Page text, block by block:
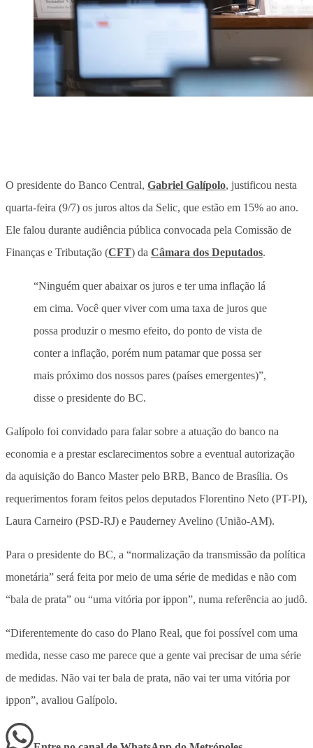
O presidente do Banco Central, Gabriel Galípolo, justificou nesta
quarta-feira (9/7) os juros altos da Selic, que estão em 15% ao ano.
Ele falou durante audiência pública convocada pela Comissão de
Finanças e Tributação (CFT) da Câmara dos Deputados.
“Ninguém quer abaixar os juros e ter uma inflação lá
em cima. Você quer viver com uma taxa de juros que
possa produzir o mesmo efeito, do ponto de vista de
conter a inflação, porém num patamar que possa ser
mais próximo dos nossos pares (países emergentes)”,
disse o presidente do BC.
Galípolo foi convidado para falar sobre a atuação do banco na
economia e a prestar esclarecimentos sobre a eventual autorização
da aquisição do Banco Master pelo BRB, Banco de Brasília. Os
requerimentos foram feitos pelos deputados Florentino Neto (PT-PI),
Laura Carneiro (PSD-RJ) e Pauderney Avelino (União-AM).
Para o presidente do BC, a “normalização da transmissão da política
monetária” será feita por meio de uma série de medidas e não com
“bala de prata” ou “uma vitória por ippon”, numa referência ao judô.
“Diferentemente do caso do Plano Real, que foi possível com uma
medida, nesse caso me parece que a gente vai precisar de uma série
de medidas. Não vai ter bala de prata, não vai ter uma vitória por
ippon”, avaliou Galípolo.